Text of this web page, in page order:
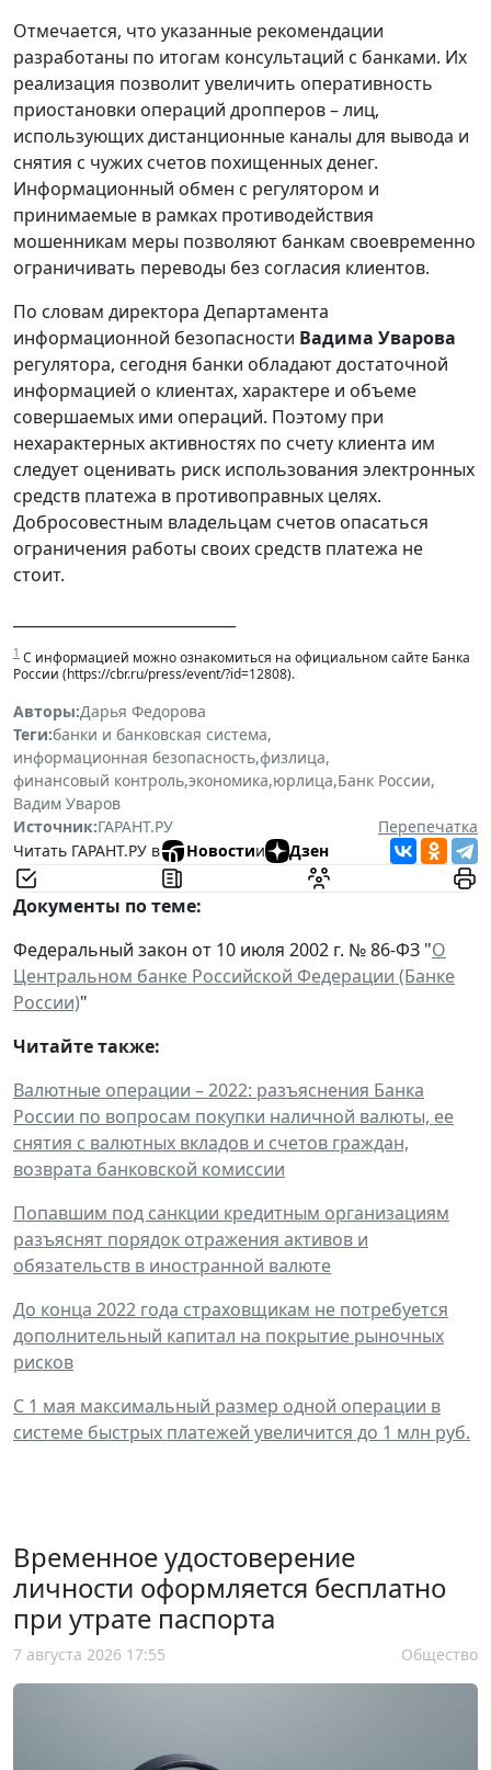
Отмечается, что указанные рекомендации
разработаны по итогам консультаций с банками. Их
реализация позволит увеличить оперативность
приостановки операций дропперов – лиц,
использующих дистанционные каналы для вывода и
снятия с чужих счетов похищенных денег.
Информационный обмен с регулятором и
принимаемые в рамках противодействия
мошенникам меры позволяют банкам своевременно
ограничивать переводы без согласия клиентов.
По словам директора Департамента
информационной безопасности Вадима Уварова
регулятора, сегодня банки обладают достаточной
информацией о клиентах, характере и объеме
совершаемых ими операций. Поэтому при
нехарактерных активностях по счету клиента им
следует оценивать риск использования электронных
средств платежа в противоправных целях.
Добросовестным владельцам счетов опасаться
ограничения работы своих средств платежа не
стоит.
1 С информацией можно ознакомиться на официальном сайте Банка
России (https://cbr.ru/press/event/?id=12808).
Авторы:Дарья Федорова
Теги:банки и банковская система,
информационная безопасность,физлица,
финансовый контроль,экономика,юрлица,Банк России,
Вадим Уваров
Источник:ГАРАНТ.РУ
Перепечатка
Читать ГАРАНТ.РУ в
Новостии Дзен
Документы по теме:
Федеральный закон от 10 июля 2002 г. № 86-ФЗ "О
Центральном банке Российской Федерации (Банке
России)"
Читайте также:
Валютные операции – 2022: разъяснения Банка
России по вопросам покупки наличной валюты, ее
снятия с валютных вкладов и счетов граждан,
возврата банковской комиссии
Попавшим под санкции кредитным организациям
разъяснят порядок отражения активов и
обязательств в иностранной валюте
До конца 2022 года страховщикам не потребуется
дополнительный капитал на покрытие рыночных
рисков
С 1 мая максимальный размер одной операции в
системе быстрых платежей увеличится до 1 млн руб.
Временное удостоверение
личности оформляется бесплатно
при утрате паспорта
7 августа 2026 17:55 Общество